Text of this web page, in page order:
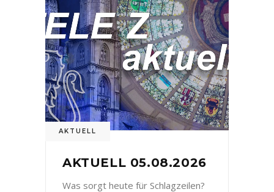
AKTUELL
AKTUELL 05.08.2026
Was sorgt heute für Schlagzeilen?